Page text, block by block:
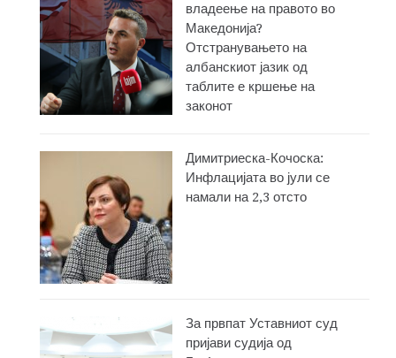
владеење на правото во
Македонија?
Отстранувањето на
албанскиот јазик од
таблите е кршење на
законот
Димитриеска-Кочоска:
Инфлацијата во јули се
намали на 2,3 отсто
За првпат Уставниот суд
пријави судија од